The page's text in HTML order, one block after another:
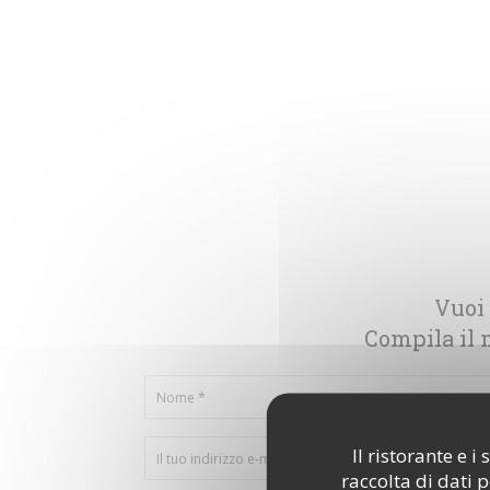
Il ristorante e i
raccolta di dati
Compila il